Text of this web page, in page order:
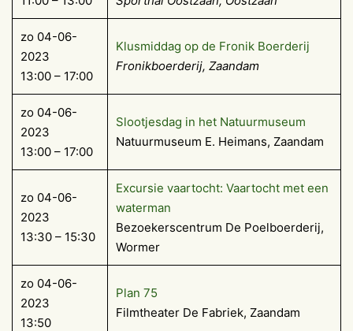
zo 04-06-
2023
13:00 – 17:00
Klusmiddag op de Fronik Boerderij
Fronikboerderij, Zaandam
zo 04-06-
2023
13:00 – 17:00
Slootjesdag in het Natuurmuseum
Natuurmuseum E. Heimans, Zaandam
zo 04-06-
2023
13:30 – 15:30
Excursie vaartocht: Vaartocht met een
waterman
Bezoekerscentrum De Poelboerderij,
Wormer
zo 04-06-
2023
13:50
Plan 75
Filmtheater De Fabriek, Zaandam